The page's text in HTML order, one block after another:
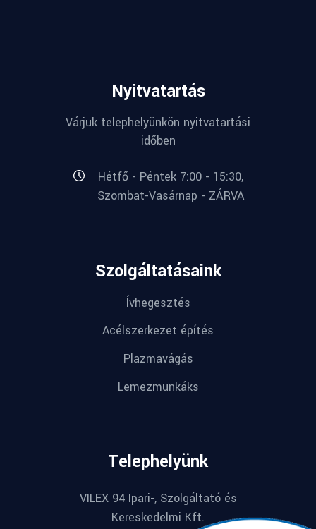
Nyitvatartás
Várjuk telephelyünkön nyitvatartási
időben
Hétfő - Péntek 7:00 - 15:30,
Szombat-Vasárnap - ZÁRVA
Szolgáltatásaink
Ívhegesztés
Acélszerkezet építés
Plazmavágás
Lemezmunkáks
Telephelyünk
VILEX 94 Ipari-, Szolgáltató és
Kereskedelmi Kft.